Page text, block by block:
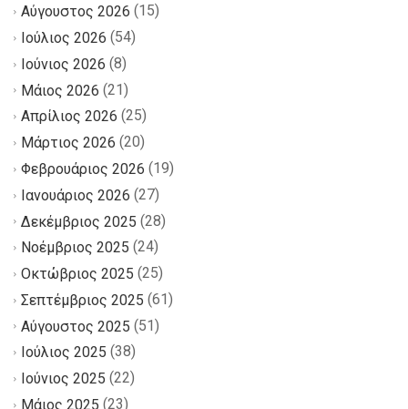
Αύγουστος 2026 (15)
Ιούλιος 2026 (54)
Ιούνιος 2026 (8)
Μάιος 2026 (21)
Απρίλιος 2026 (25)
Μάρτιος 2026 (20)
Φεβρουάριος 2026 (19)
Ιανουάριος 2026 (27)
Δεκέμβριος 2025 (28)
Νοέμβριος 2025 (24)
Οκτώβριος 2025 (25)
Σεπτέμβριος 2025 (61)
Αύγουστος 2025 (51)
Ιούλιος 2025 (38)
Ιούνιος 2025 (22)
Μάιος 2025 (23)